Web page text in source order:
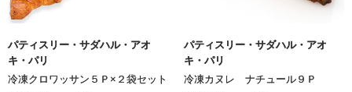
パティスリー・サダハル・アオ
キ・パリ
冷凍クロワッサン５Ｐ×２袋セット
パティスリー・サダハル・アオ
キ・パリ
冷凍カヌレ ナチュール９Ｐ